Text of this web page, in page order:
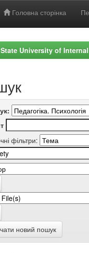
Головна сторінка
University of
фільтри:
новий пошук